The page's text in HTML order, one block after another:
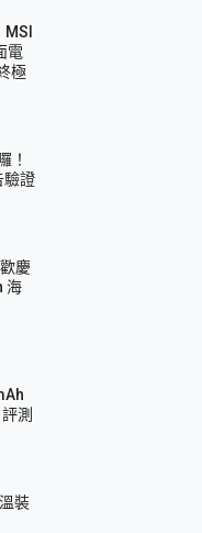
MSI
電
極
！
驗證
慶
海
測
裝